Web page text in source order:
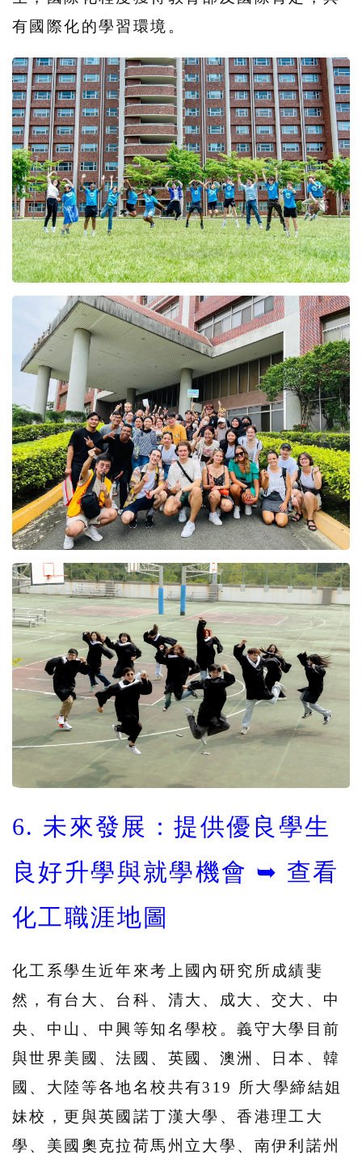
有國際化的學習環境。
6. 未來發展：提供優良學生
良好升學與就學機會 ➥ 查看
化工職涯地圖
化工系學生近年來考上國內研究所成績斐
然，有台大、台科、清大、成大、交大、中
央、中山、中興等知名學校。義守大學目前
與世界美國、法國、英國、澳洲、日本、韓
國、大陸等各地名校共有319 所大學締結姐
妹校，更與英國諾丁漢大學、香港理工大
學、美國奧克拉荷馬州立大學、南伊利諾州